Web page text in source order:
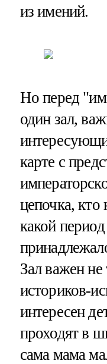
из имений.
Но перед
один зал,
карте с
цепочка, кто
какой
Зал важен не
историков-
интересен
проходят в
сама мама